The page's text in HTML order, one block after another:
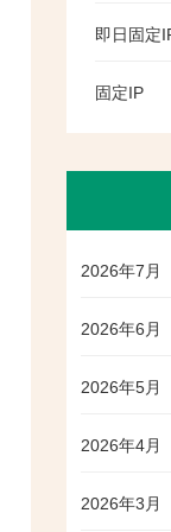
即日固定
固定IP
2026年7月
2026年6月
2026年5月
2026年4月
2026年3月